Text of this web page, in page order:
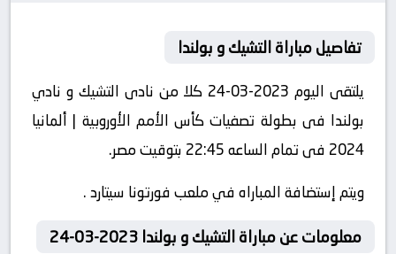
تفاصيل مباراة التشيك و بولندا
يلتقى اليوم 2023-03-24 كلا من نادى التشيك و نادي
بولندا فى بطولة تصفيات كأس الأمم الأوروبية | ألمانيا
2024 فى تمام الساعه 22:45 بتوقيت مصر.
ويتم إستضافة المباراه في ملعب فورتونا سيتارد .
معلومات عن مباراة التشيك و بولندا 2023-03-24